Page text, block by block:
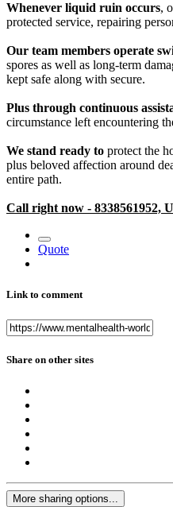
Whenever liquid ruin occurs,
protected service, repairing
Our team members operate
spores as well as long-term
kept safe along with secure.
Plus through continuous
circumstance left encountering
We stand ready to protect the
plus beloved affection around
entire path.
Call right now - 8338561952,
Quote
Link to comment
Share on other sites
More sharing options...